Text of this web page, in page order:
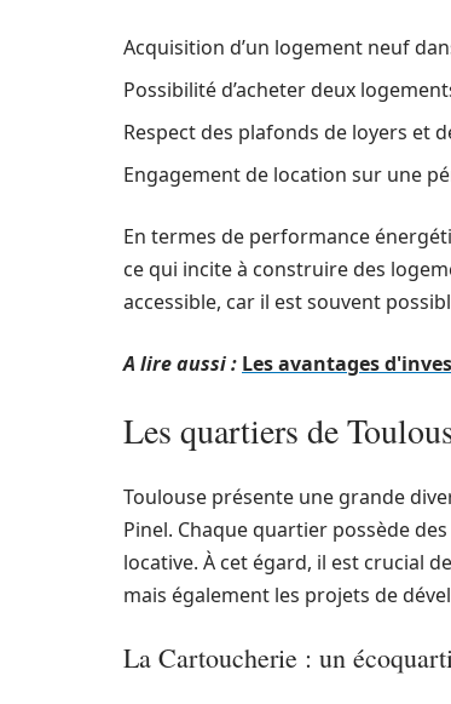
Acquisition d’un logement neuf
Possibilité d’acheter deux
Respect des plafonds de loyers et
Engagement de location sur une
En termes de performance
ce qui incite à construire des
accessible, car il est souvent
A lire aussi : Les avantages
Les quartiers de
Toulouse présente une grande
Pinel. Chaque quartier possède
locative. À cet égard, il est crucial
mais également les projets de
La Cartoucherie : un